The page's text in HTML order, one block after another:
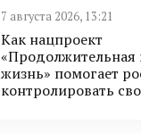
7 августа 2026, 13:21
Как нацпроект
«Продолжительная
жизнь» помогает
контролировать